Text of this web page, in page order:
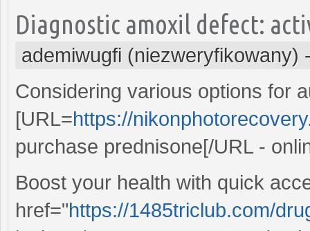
Diagnostic amoxil defect:
ademiwugfi (niezweryfikowany)
Considering various options for
[URL=https://
purchase prednisone[/URL -
Boost your health with quick
href="https://1485triclub.com/